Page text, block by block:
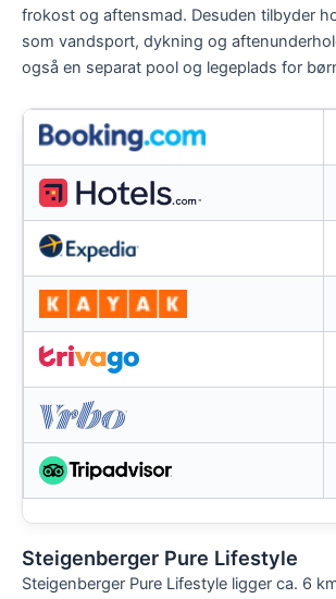
frokost og aftensmad. Desuden tilbyder
som vandsport, dykning og
også en separat pool og legeplads for
Steigenberger Pure Lifestyle
Steigenberger Pure Lifestyle ligger ca. 6